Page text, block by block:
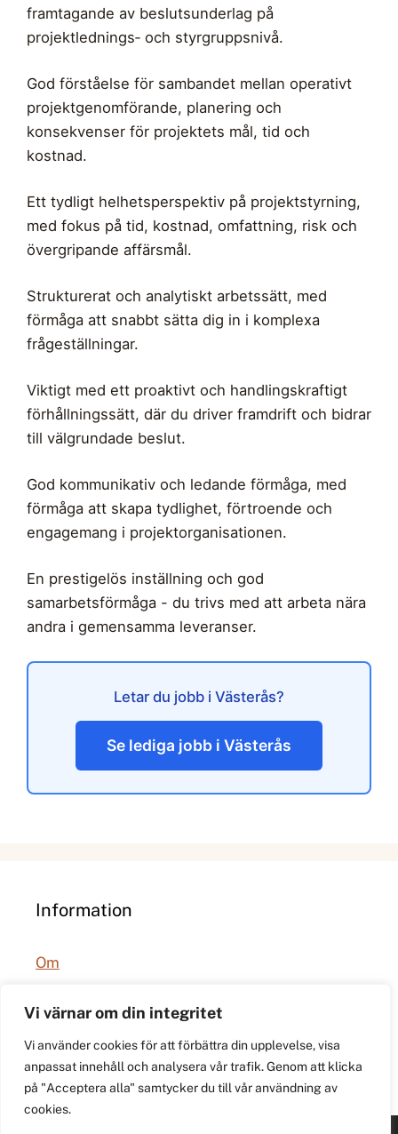
Vi värnar om din integritet
Vi använder cookies för att förbättra din upplevelse, visa
anpassat innehåll och analysera vår trafik. Genom att klicka
på "Acceptera alla" samtycker du till vår användning av
cookies.
framtagande av beslutsunderlag på
projektlednings‑ och styrgruppsnivå.
God förståelse för sambandet mellan operativt
projektgenomförande, planering och
konsekvenser för projektets mål, tid och
kostnad.
Ett tydligt helhetsperspektiv på projektstyrning,
med fokus på tid, kostnad, omfattning, risk och
övergripande affärsmål.
Strukturerat och analytiskt arbetssätt, med
förmåga att snabbt sätta dig in i komplexa
frågeställningar.
Viktigt med ett proaktivt och handlingskraftigt
förhållningssätt, där du driver framdrift och bidrar
till välgrundade beslut.
God kommunikativ och ledande förmåga, med
förmåga att skapa tydlighet, förtroende och
engagemang i projektorganisationen.
En prestigelös inställning och god
samarbetsförmåga - du trivs med att arbeta nära
andra i gemensamma leveranser.
Letar du jobb i Västerås?
Se lediga jobb i Västerås
Information
Om